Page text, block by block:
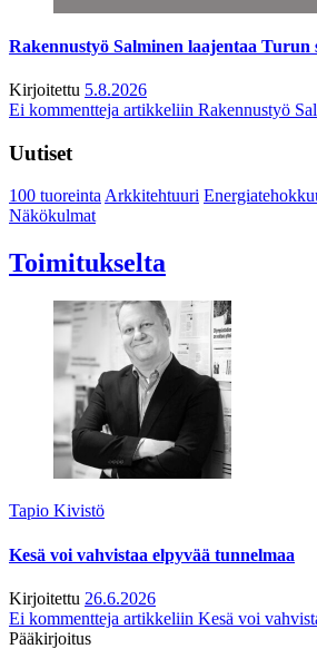
Rakennustyö Salminen laajentaa
Kirjoitettu 5.8.2026
Ei kommentteja artikkeliin Rakennustyö
Uutiset
100 tuoreintaArkkitehtuuri
Näkökulmat
Toimitukselta
Tapio Kivistö
Kesä voi vahvistaa elpyvää tunnelmaa
Kirjoitettu 26.6.2026
Ei kommentteja artikkeliin Kesä voi
Pääkirjoitus